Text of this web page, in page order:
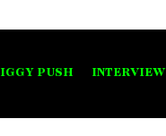
IGGY PUSH INTERVIEW